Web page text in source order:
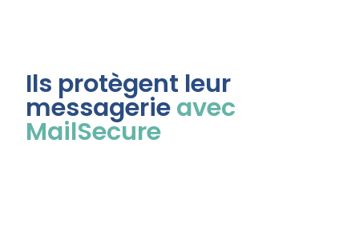
Ils protègent leur
messagerieavec
MailSecure